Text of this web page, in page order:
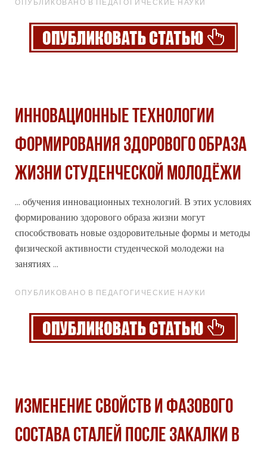
ОПУБЛИКОВАНО В ПЕДАГОГИЧЕСКИЕ НАУКИ
ИННОВАЦИОННЫЕ ТЕХНОЛОГИИ
ФОРМИРОВАНИЯ ЗДОРОВОГО ОБРАЗА
ЖИЗНИ СТУДЕНЧЕСКОЙ МОЛОДЁЖИ
... обучения инновационных технологий. В этих условиях
формированию здорового образа жизни могут
способствовать новые оздоровительные формы и методы
физической активности студенческой молодежи на
занятиях ...
ОПУБЛИКОВАНО В ПЕДАГОГИЧЕСКИЕ НАУКИ
ИЗМЕНЕНИЕ СВОЙСТВ И ФАЗОВОГО
СОСТАВА СТАЛЕЙ ПОСЛЕ ЗАКАЛКИ В